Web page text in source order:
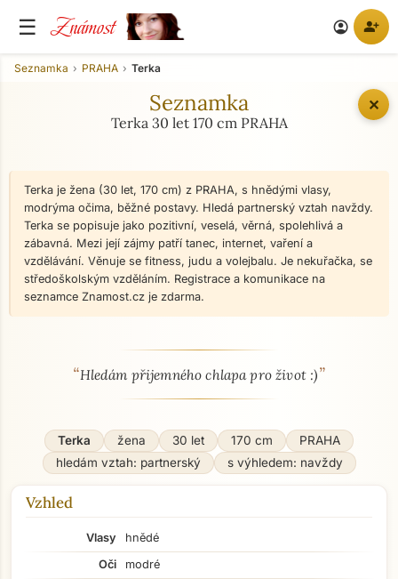
☰ Známost account_circle person_add
✕
Seznamka PRAHA Terka
Seznamka
Terka 30 let 170 cm PRAHA
Terka je žena (30 let, 170 cm) z PRAHA, s hnědými vlasy,
modrýma očima, běžné postavy. Hledá partnerský vztah navždy.
Terka se popisuje jako pozitivní, veselá, věrná, spolehlivá a
zábavná. Mezi její zájmy patří tanec, internet, vaření a
vzdělávání. Věnuje se fitness, judu a volejbalu. Je nekuřačka, se
středoškolským vzděláním. Registrace a komunikace na
seznamce Znamost.cz je zdarma.
O mně - seznamka profil
“Hledám přijemného chlapa pro život :)”
Terka žena 30 let 170 cm
PRAHA
hledám vztah: partnerský
s výhledem: navždy
Vzhled
Vlasy
hnědé
Oči
modré